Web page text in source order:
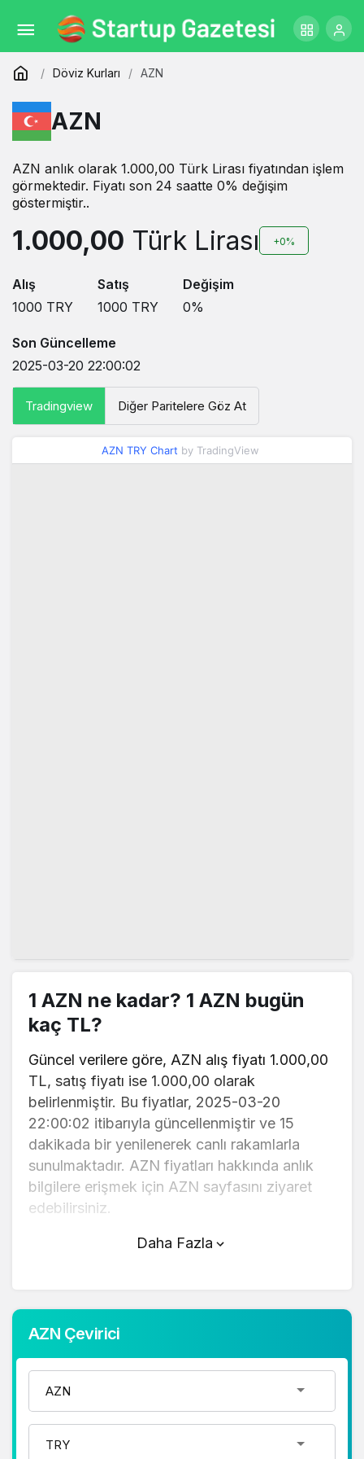
Döviz Kurları AZN
AZN
AZN anlık olarak 1.000,00 Türk Lirası fiyatından işlem
görmektedir. Fiyatı son 24 saatte 0% değişim
göstermiştir..
1.000,00 Türk Lirası +0%
Alış
1000 TRY
Satış
1000 TRY
Değişim
0%
Son Güncelleme
2025-03-20 22:00:02
Tradingview Diğer Paritelere Göz At
AZN TRY Chart by TradingView
1 AZN ne kadar? 1 AZN bugün
kaç TL?
Güncel verilere göre, AZN alış fiyatı 1.000,00
TL, satış fiyatı ise 1.000,00 olarak
belirlenmiştir. Bu fiyatlar, 2025-03-20
22:00:02 itibarıyla güncellenmiştir ve 15
dakikada bir yenilenerek canlı rakamlarla
sunulmaktadır. AZN fiyatları hakkında anlık
bilgilere erişmek için AZN sayfasını ziyaret
edebilirsiniz.
AZN (TL) fiyatı bugün düştü.
hacmi 0. Fiyatı son 24 saatte 0,000000
değişim göstermiştir..
AZN hesaplama işlemleri için, sayfanın
üstünde yer alan çevirici aracını kullanarak
mevcut fiyatlar üzerinden hızlı ve kolay bir
şekilde çevirme işlemlerinizi
Daha Fazla
AZN Çevirici